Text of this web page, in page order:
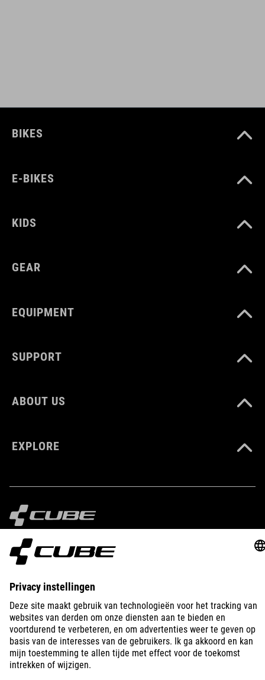
BIKES
E-BIKES
KIDS
GEAR
EQUIPMENT
SUPPORT
ABOUT US
EXPLORE
IMPRINT PRIVACY EU DATA ACT
NORWAY NEDERLANDS
© 2026 Privacy instellingen